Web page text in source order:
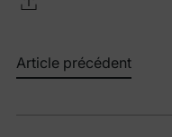
Article précédent